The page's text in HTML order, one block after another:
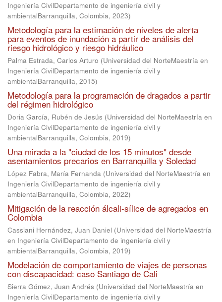
Ingeniería CivilDepartamento de ingeniería civil y
ambientalBarranquilla, Colombia, 2023)
Metodología para la estimación de niveles de alerta
para eventos de inundación a partir de análisis del
riesgo hidrológico y riesgo hidráulico
Palma Estrada, Carlos Arturo (Universidad del NorteMaestría en
Ingeniería CivilDepartamento de ingeniería civil y
ambientalBarranquilla, 2015)
Metodología para la programación de dragados a partir
del régimen hidrológico
Doria García, Rubén de Jesús (Universidad del NorteMaestría en
Ingeniería CivilDepartamento de ingeniería civil y
ambientalBarranquilla, Colombia, 2019)
Una mirada a la "ciudad de los 15 minutos" desde
asentamientos precarios en Barranquilla y Soledad
López Fabra, María Fernanda (Universidad del NorteMaestría en
Ingeniería CivilDepartamento de ingeniería civil y
ambientalBarranquilla, Colombia, 2022)
Mitigación de la reacción álcali-sílice de agregados en
Colombia
Cassiani Hernández, Juan Daniel (Universidad del NorteMaestría
en Ingeniería CivilDepartamento de ingeniería civil y
ambientalBarranquilla, Colombia, 2019)
Modelación de comportamiento de viajes de personas
con discapacidad: caso Santiago de Cali
Sierra Gómez, Juan Andrés (Universidad del NorteMaestría en
Ingeniería CivilDepartamento de ingeniería civil y